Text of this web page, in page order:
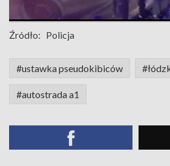
Źródło: Policja
#ustawka pseudokibiców
#autostrada a1